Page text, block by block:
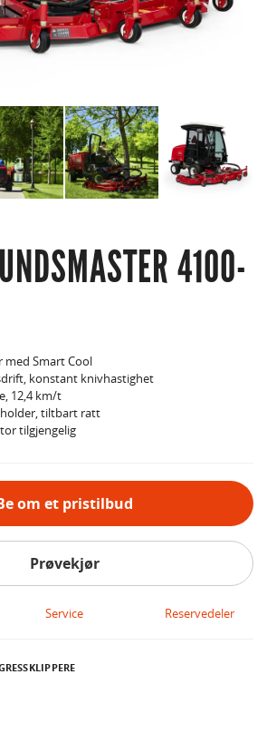
4100-
med Smart Cool
konstant knivhastighet
12,4 km/t
tiltbart ratt
tilgjengelig
om et pristilbud
Prøvekjør
Service Reservedeler